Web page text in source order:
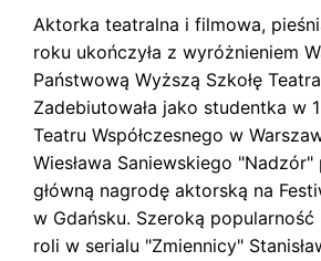
t
e
l
s
k
i
Aktorka teatralna i filmowa,
roku ukończyła z wyróżnieniem
Państwową Wyższą Szkołę
Zadebiutowała jako studentka w
Teatru Współczesnego w
Wiesława Saniewskiego "Nadzór"
główną nagrodę aktorską na
w Gdańsku. Szeroką popularność
roli w serialu "Zmiennicy"